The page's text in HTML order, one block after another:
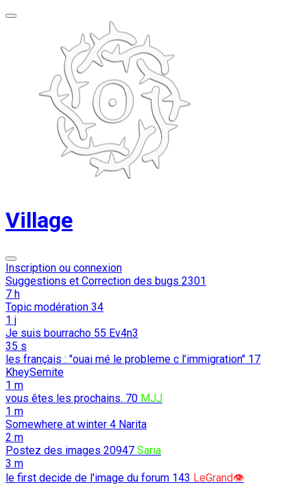
Village
Inscription ou connexion
Suggestions et Correction des bugs 2301
7 h
Topic modération 34
1 j
Je suis bourracho 55 Ev4n3
35 s
les français : "ouai mé le probleme c l’immigration" 17
KheySemite
1 m
vous êtes les prochains. 70 MJJ
1 m
Somewhere at winter 4 Narita
2 m
Postez des images 20947 Saria
3 m
le first decide de l'image du forum 143 LeGrand👁️